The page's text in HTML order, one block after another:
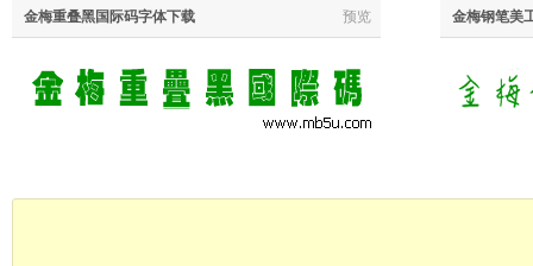
金梅重叠黑国际码字体下载 预览 金梅钢笔美